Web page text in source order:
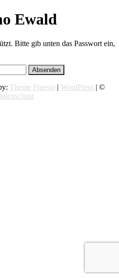
Ewald
Bitte gib unten das Passwort ein,
Theme Freesia | WordPress | ©